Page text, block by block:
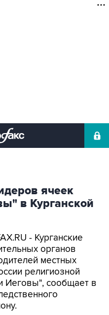
ячеек
в Курганской
- Курганские
органов
местных
религиозной
Иеговы", сообщает в